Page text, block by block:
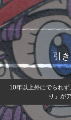
引
10年以上外にでられ
り」が